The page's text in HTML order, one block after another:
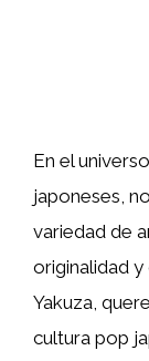
En el
japoneses,
variedad de
originalidad y
Yakuza,
cultura pop